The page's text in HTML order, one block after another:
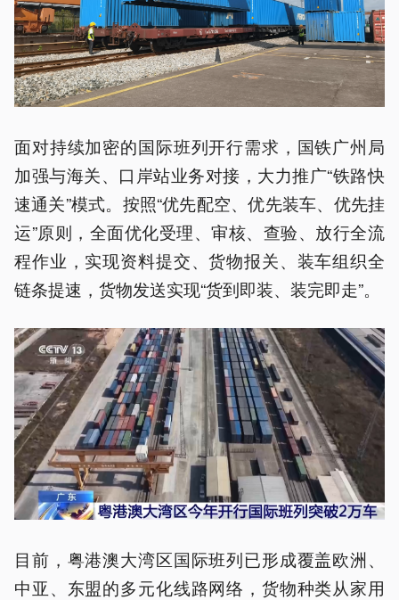
面对持续加密的国际班列开行需求，国铁广州局
加强与海关、口岸站业务对接，大力推广“铁路快
速通关”模式。按照“优先配空、优先装车、优先挂
运”原则，全面优化受理、审核、查验、放行全流
程作业，实现资料提交、货物报关、装车组织全
链条提速，货物发送实现“货到即装、装完即走”。
目前，粤港澳大湾区国际班列已形成覆盖欧洲、
中亚、东盟的多元化线路网络，货物种类从家用